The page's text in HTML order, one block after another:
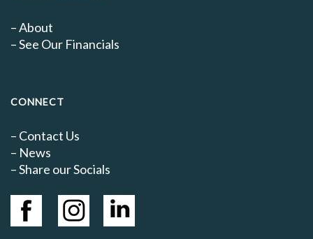
–About
–See Our Financials
CONNECT
– Contact Us
– News
– Share our Socials